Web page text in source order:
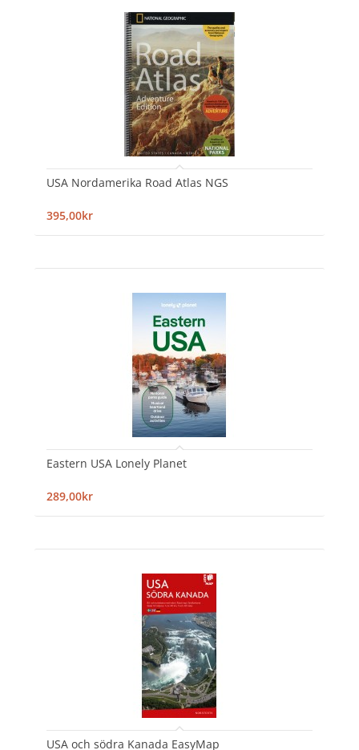
USA Nordamerika Road Atlas NGS
395,00kr
Eastern USA Lonely Planet
289,00kr
USA och södra Kanada EasyMap